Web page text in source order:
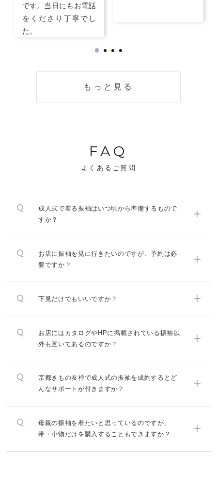
です。当日にもお電話
をくださり丁寧でし
た。
もっと見る
FAQ
よくあるご質問
成人式で着る振袖はいつ頃から準備するもので
すか？
お店に振袖を見に行きたいのですが、予約は必
要ですか？
下見だけでもいいですか？
お店にはカタログやHPに掲載されている振袖以
外も置いてあるのですか？
京都きもの友禅で成人式の振袖を成約するとど
んなサポートが付きますか？
母親の振袖を着たいと思っているのですが、
帯・小物だけを購入することもできますか？